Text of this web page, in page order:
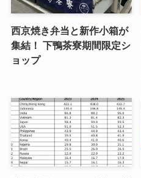
西京焼き弁当と新作小箱が
集結！ 下鴨茶寮期間限定シ
ョップ